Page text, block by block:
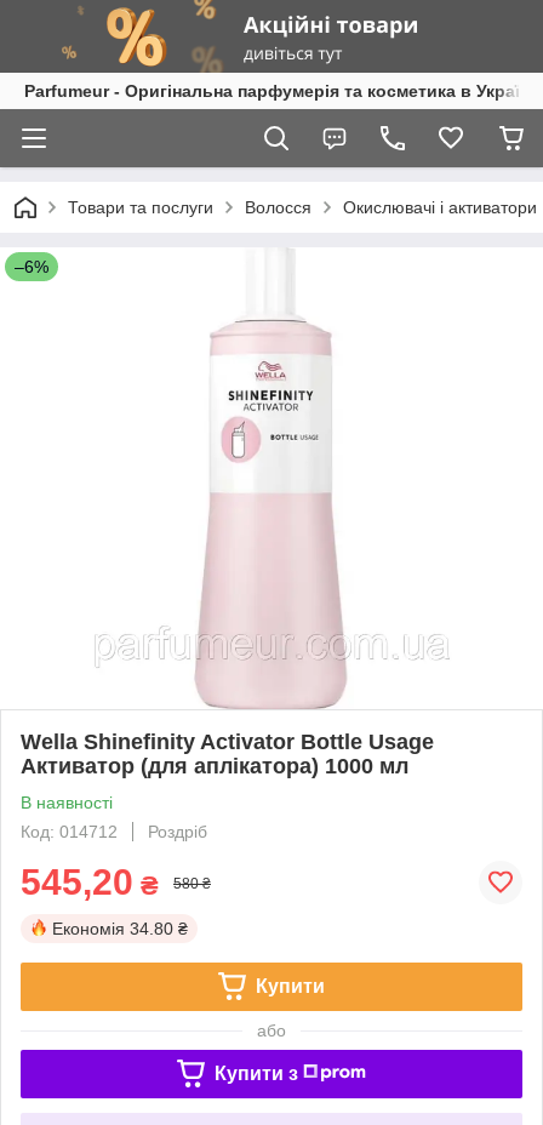
Parfumeur - Оригінальна парфумерія та косметика в Україні
Товари та послуги Волосся Окислювачі і активатори
–6%
Wella Shinefinity Activator Bottle Usage
Активатор (для аплікатора) 1000 мл
В наявності
Код: 014712
Роздріб
545,20 ₴ 580 ₴
Економія 34.80 ₴
Купити
або
Купити з